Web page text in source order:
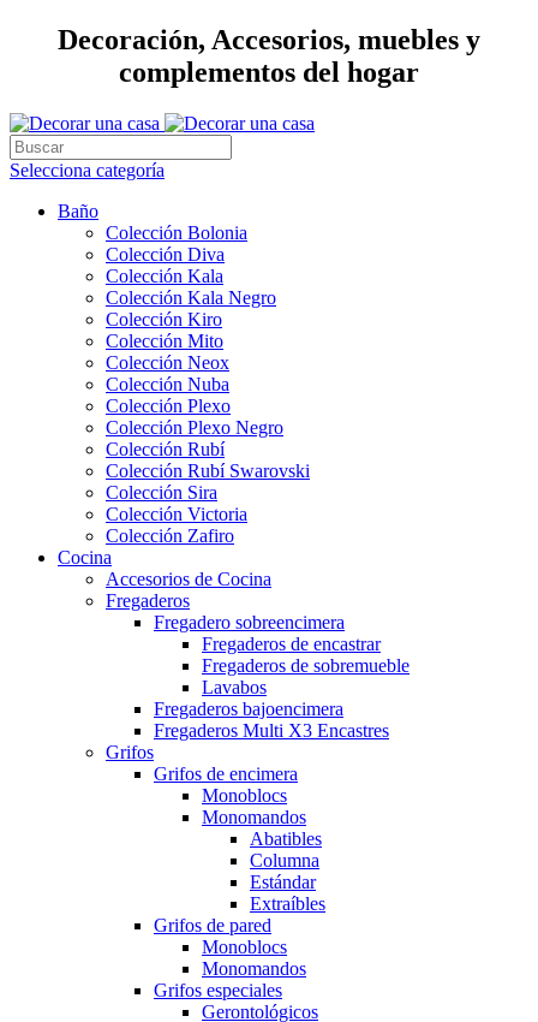
Decoración, Accesorios, muebles y
complementos del hogar
Selecciona categoría
Baño
Colección Bolonia
Colección Diva
Colección Kala
Colección Kala Negro
Colección Kiro
Colección Mito
Colección Neox
Colección Nuba
Colección Plexo
Colección Plexo Negro
Colección Rubí
Colección Rubí Swarovski
Colección Sira
Colección Victoria
Colección Zafiro
Cocina
Accesorios de Cocina
Fregaderos
Fregadero sobreencimera
Fregaderos de encastrar
Fregaderos de sobremueble
Lavabos
Fregaderos bajoencimera
Fregaderos Multi X3 Encastres
Grifos
Grifos de encimera
Monoblocs
Monomandos
Abatibles
Columna
Estándar
Extraíbles
Grifos de pared
Monoblocs
Monomandos
Grifos especiales
Gerontológicos